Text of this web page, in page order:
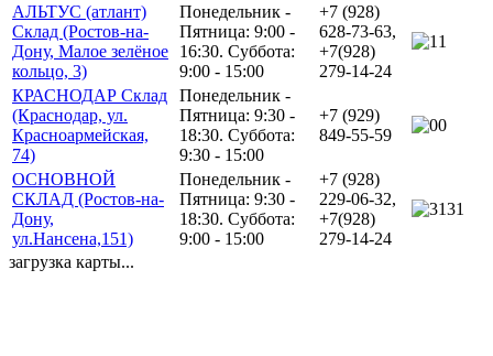
АЛЬТУС (атлант)
Склад (Ростов-на-
Дону, Малое зелёное
кольцо, 3)
Понедельник -
Пятница: 9:00 -
16:30. Суббота:
9:00 - 15:00
+7 (928)
628-73-63,
+7(928)
279-14-24
1
КРАСНОДАР Склад
(Краснодар, ул.
Красноармейская,
74)
Понедельник -
Пятница: 9:30 -
18:30. Суббота:
9:30 - 15:00
+7 (929)
849-55-59
0
ОСНОВНОЙ
СКЛАД (Ростов-на-
Дону,
ул.Нансена,151)
Понедельник -
Пятница: 9:30 -
18:30. Суббота:
9:00 - 15:00
+7 (928)
229-06-32,
+7(928)
279-14-24
31
загрузка карты...